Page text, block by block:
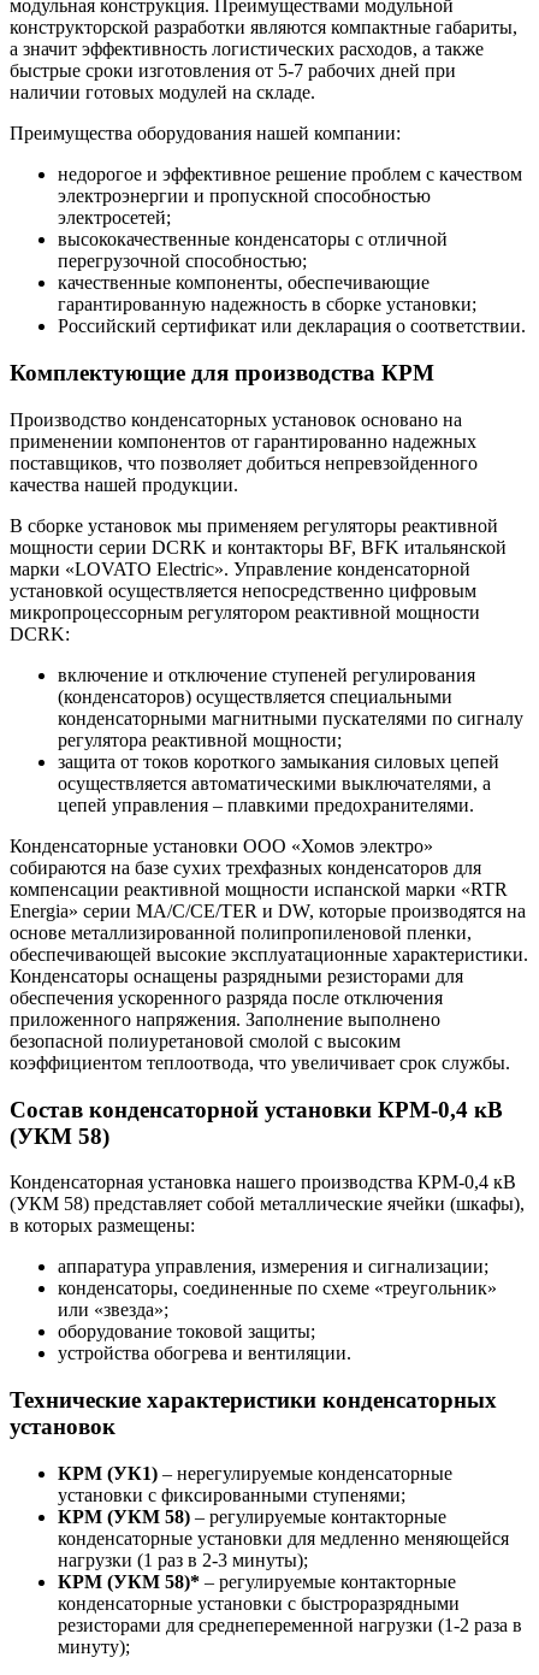
модульная конструкция. Преимуществами модульной
конструкторской разработки являются компактные габариты,
а значит эффективность логистических расходов, а также
быстрые сроки изготовления от 5-7 рабочих дней при
наличии готовых модулей на складе.
Преимущества оборудования нашей компании:
недорогое и эффективное решение проблем с качеством
электроэнергии и пропускной способностью
электросетей;
высококачественные конденсаторы с отличной
перегрузочной способностью;
качественные компоненты, обеспечивающие
гарантированную надежность в сборке установки;
Российский сертификат или декларация о соответствии.
Комплектующие для производства КРМ
Производство конденсаторных установок основано на
применении компонентов от гарантированно надежных
поставщиков, что позволяет добиться непревзойденного
качества нашей продукции.
В сборке установок мы применяем регуляторы реактивной
мощности серии DCRK и контакторы BF, BFK итальянской
марки «LOVATO Electric». Управление конденсаторной
установкой осуществляется непосредственно цифровым
микропроцессорным регулятором реактивной мощности
DCRK:
включение и отключение ступеней регулирования
(конденсаторов) осуществляется специальными
конденсаторными магнитными пускателями по сигналу
регулятора реактивной мощности;
защита от токов короткого замыкания силовых цепей
осуществляется автоматическими выключателями, а
цепей управления – плавкими предохранителями.
Конденсаторные установки ООО «Хомов электро»
собираются на базе сухих трехфазных конденсаторов для
компенсации реактивной мощности испанской марки «RTR
Energia» серии MA/C/CE/TER и DW, которые производятся на
основе металлизированной полипропиленовой пленки,
обеспечивающей высокие эксплуатационные характеристики.
Конденсаторы оснащены разрядными резисторами для
обеспечения ускоренного разряда после отключения
приложенного напряжения. Заполнение выполнено
безопасной полиуретановой смолой с высоким
коэффициентом теплоотвода, что увеличивает срок службы.
Состав конденсаторной установки КРМ-0,4 кВ
(УКМ 58)
Конденсаторная установка нашего производства КРМ-0,4 кВ
(УКМ 58) представляет собой металлические ячейки (шкафы),
в которых размещены:
аппаратура управления, измерения и сигнализации;
конденсаторы, соединенные по схеме «треугольник»
или «звезда»;
оборудование токовой защиты;
устройства обогрева и вентиляции.
Технические характеристики конденсаторных
установок
КРМ (УК1) – нерегулируемые конденсаторные
установки с фиксированными ступенями;
КРМ (УКМ 58) – регулируемые контакторные
конденсаторные установки для медленно меняющейся
нагрузки (1 раз в 2-3 минуты);
КРМ (УКМ 58)* – регулируемые контакторные
конденсаторные установки с быстроразрядными
резисторами для среднепеременной нагрузки (1-2 раза в
минуту);